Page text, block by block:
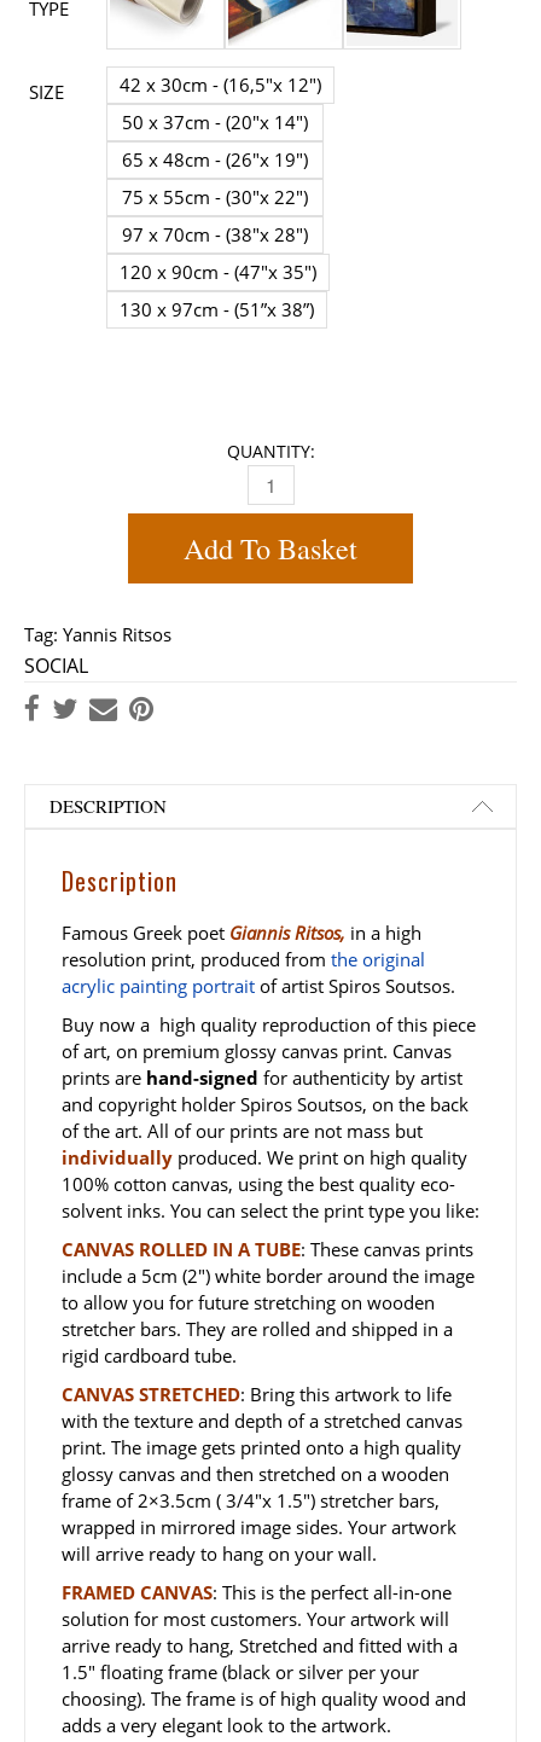
TYPE
SIZE
42 x 30cm - (16,5"x 12")
50 x 37cm - (20"x 14")
65 x 48cm - (26"x 19")
75 x 55cm - (30"x 22")
97 x 70cm - (38"x 28")
120 x 90cm - (47"x 35")
130 x 97cm - (51”x 38”)
QUANTITY:
GIANNIS RITSOS PORTRAIT
Add To Basket
Tag: Yannis Ritsos
SOCIAL
DESCRIPTION
Description
Famous Greek poet Giannis Ritsos, in a high
resolution print, produced from the original
acrylic painting portrait of artist Spiros Soutsos.
Buy now a high quality reproduction of this piece
of art, on premium glossy canvas print. Canvas
prints are hand-signed for authenticity by artist
and copyright holder Spiros Soutsos, on the back
of the art. All of our prints are not mass but
individually produced. We print on high quality
100% cotton canvas, using the best quality eco-
solvent inks. You can select the print type you like:
CANVAS ROLLED IN A TUBE: These canvas prints
include a 5cm (2″) white border around the image
to allow you for future stretching on wooden
stretcher bars. They are rolled and shipped in a
rigid cardboard tube.
CANVAS STRETCHED: Bring this artwork to life
with the texture and depth of a stretched canvas
print. The image gets printed onto a high quality
glossy canvas and then stretched on a wooden
frame of 2×3.5cm ( 3/4″x 1.5″) stretcher bars,
wrapped in mirrored image sides. Your artwork
will arrive ready to hang on your wall.
FRAMED CANVAS: This is the perfect all-in-one
solution for most customers. Your artwork will
arrive ready to hang, Stretched and fitted with a
1.5″ floating frame (black or silver per your
choosing). The frame is of high quality wood and
adds a very elegant look to the artwork.